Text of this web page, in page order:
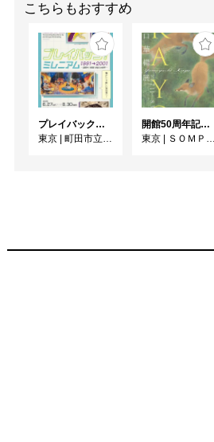
こちらもおすすめ
プレイバック！ミレニアム1991→2001 版画が／版画で越えた境界
東京
町田市立国際版画美術館
開館50周年記念 山口華楊展
東京
ＳＯＭＰＯ美術館